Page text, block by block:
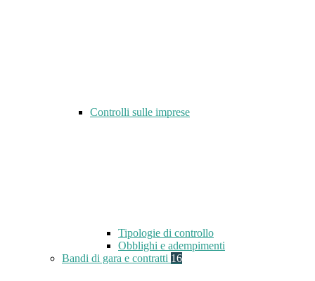
Controlli sulle imprese
Tipologie di controllo
Obblighi e adempimenti
Bandi di gara e contratti 16